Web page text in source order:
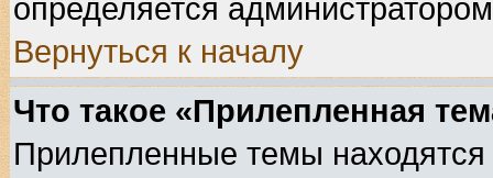
определяется
Вернуться к началу
Что такое «Прилепленная
Прилепленные темы